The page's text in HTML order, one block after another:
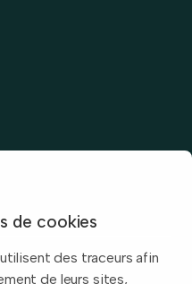
de cookies
des traceurs afin
de leurs sites,